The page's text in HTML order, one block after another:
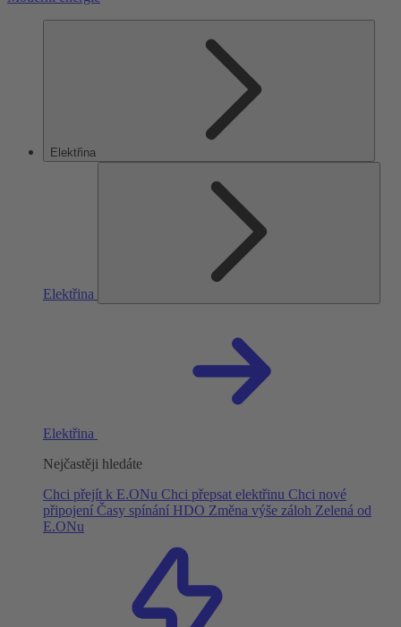
Elektřina
Elektřina
Elektřina
Nejčastěji hledáte
Chci přejít k E.ONu Chci přepsat elektřinu Chci nové
připojení Časy spínání HDO Změna výše záloh Zelená od
E.ONu